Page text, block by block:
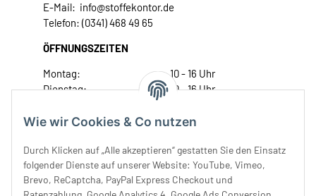
Wie wir Cookies & Co nutzen
Durch Klicken auf „Alle akzeptieren“ gestatten Sie den Einsatz
folgender Dienste auf unserer Website: YouTube, Vimeo,
Brevo, ReCaptcha, PayPal Express Checkout und
E-Mail: info@stoffekontor.de
Telefon: (0341) 468 49 65
ÖFFNUNGSZEITEN
Montag:
10 - 16 Uhr
Dienstag:
10 - 16 Uhr
Donnerstag:
10 - 18 Uhr
Samstag:
10 - 14 Uhr
Unser Service